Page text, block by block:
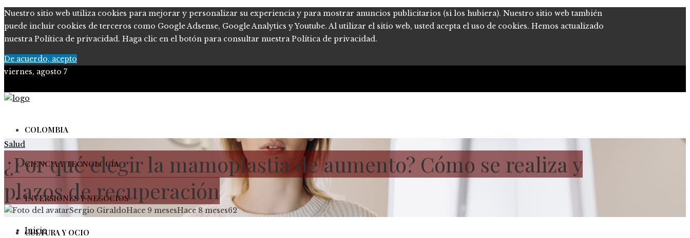
Nuestro sitio web utiliza cookies para mejorar y personalizar su experiencia y para mostrar anuncios publicitarios (si los hubiera). Nuestro sitio web también
puede incluir cookies de terceros como Google Adsense, Google Analytics y Youtube. Al utilizar el sitio web, usted acepta el uso de cookies. Hemos actualizado
nuestra Política de privacidad. Haga clic en el botón para consultar nuestra Política de privacidad.
De acuerdo, acepto
viernes, agosto 7
COLOMBIA
CIENCIA Y TECNOLOGÍA
INVERSIONES Y NEGOCIOS
CULTURA Y OCIO
Salud
¿Por qué elegir la mamoplastia de aumento? Cómo se realiza y
plazos de recuperación
Sergio GiraldoHace 9 mesesHace 8 meses62
Inicio